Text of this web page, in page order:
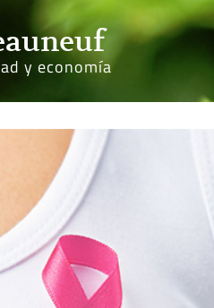
y economía